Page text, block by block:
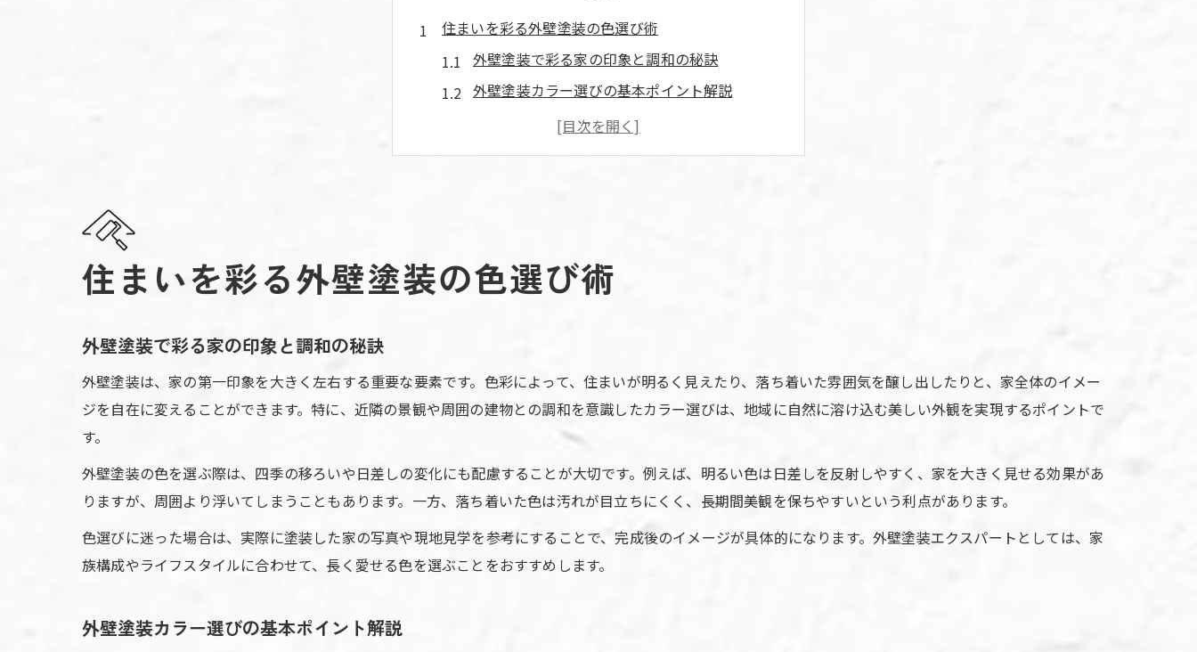
住まいを彩る外壁塗装の色選び術
外壁塗装で彩る家の印象と調和の秘訣
外壁塗装カラー選びの基本ポイント解説
外壁塗装で失敗しない色の選び方とは
外壁塗装の色見本と実際のイメージ比較
外壁塗装で長持ちする塗料の選び方とは
外壁塗装で劣化を防ぐ日常の対策方法
おしゃれな外観へ導く外壁塗装の極意
外壁塗装で叶える洗練された外観作り
外壁塗装で理想のデザインを実現する方法
外壁塗装色が与える印象とコツを解説
外壁塗装で目を引くカラーコーデ術
外壁塗装で家全体の雰囲気を変える秘訣
住まいを彩る外壁塗装の色選び術
外壁塗装で彩る家の印象と調和の秘訣
外壁塗装は、家の第一印象を大きく左右する重要な要素です。色彩によって、住まいが明るく見えたり、落ち着いた雰囲気を醸し出したりと、家全体のイメー
ジを自在に変えることができます。特に、近隣の景観や周囲の建物との調和を意識したカラー選びは、地域に自然に溶け込む美しい外観を実現するポイントで
す。
外壁塗装の色を選ぶ際は、四季の移ろいや日差しの変化にも配慮することが大切です。例えば、明るい色は日差しを反射しやすく、家を大きく見せる効果があ
りますが、周囲より浮いてしまうこともあります。一方、落ち着いた色は汚れが目立ちにくく、長期間美観を保ちやすいという利点があります。
色選びに迷った場合は、実際に塗装した家の写真や現地見学を参考にすることで、完成後のイメージが具体的になります。外壁塗装エクスパートとしては、家
族構成やライフスタイルに合わせて、長く愛せる色を選ぶことをおすすめします。
外壁塗装カラー選びの基本ポイント解説